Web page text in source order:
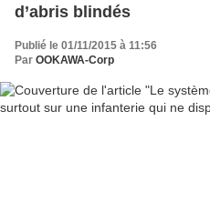
d’abris blindés
Publié le 01/11/2015 à 11:56
Par OOKAWA-Corp